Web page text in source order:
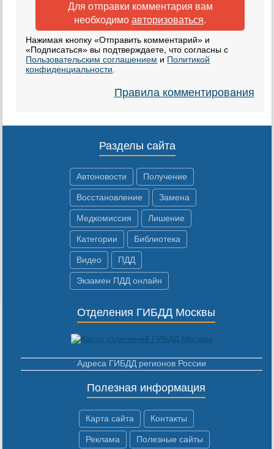
Для отправки комментария вам
необходимо авторизоваться.
Нажимая кнопку «Отправить комментарий» и
«Подписаться» вы подтверждаете, что согласны с
Пользовательским соглашением и Политикой
конфиденциальности
Правила комментирования
Разделы сайта
Автоновости Получение
Восстановление Замена
Медкомиссия Лишение
Категории Библиотека
Видео ПДД
Экзамен ПДД онлайн
Отделения ГИБДД Москвы
Адреса ГИБДД регионов России
Полезная информация
Карта сайта Контакты
Реклама Полезные сайты